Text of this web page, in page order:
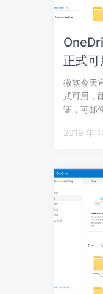
正式可
微软今天
式可用，
证，可邮